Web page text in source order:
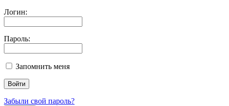
Логин:
Пароль:
Запомнить меня
Забыли свой пароль?